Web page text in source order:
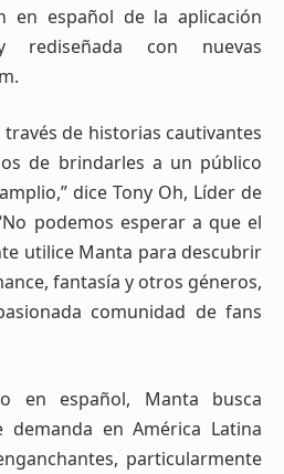
en español de la aplicación
rediseñada con nuevas
de historias cautivantes
de brindarles a un público
dice Tony Oh, Líder de
podemos esperar a que el
utilice Manta para descubrir
fantasía y otros géneros,
comunidad de fans
en español, Manta busca
demanda en América Latina
particularmente